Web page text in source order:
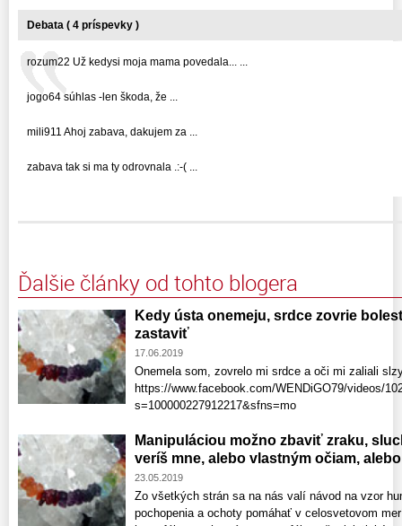
Debata ( 4 príspevky )
rozum22 Už kedysi moja mama povedala... ...
jogo64 súhlas -len škoda, že ...
mili911 Ahoj zabava, dakujem za ...
zabava tak si ma ty odrovnala .:-( ...
Ďalšie články od tohto blogera
Kedy ústa onemeju, srdce zovrie
zastaviť
17.06.2019
Onemela som, zovrelo mi srdce a oči mi zaliali
https://www.facebook.com/WENDiGO79/videos/
s=100000227912217&sfns=mo
Manipuláciou možno zbaviť zraku,
veríš mne, alebo vlastným očiam,
23.05.2019
Zo všetkých strán sa na nás valí návod na vzor
pochopenia a ochoty pomáhať v celosvetovom